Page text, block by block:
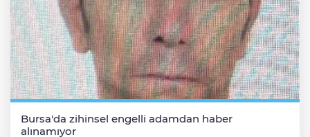
Bursa'da zihinsel engelli adamdan haber
alınamıyor